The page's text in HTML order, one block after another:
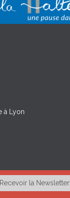
Recevoir la Newsletter